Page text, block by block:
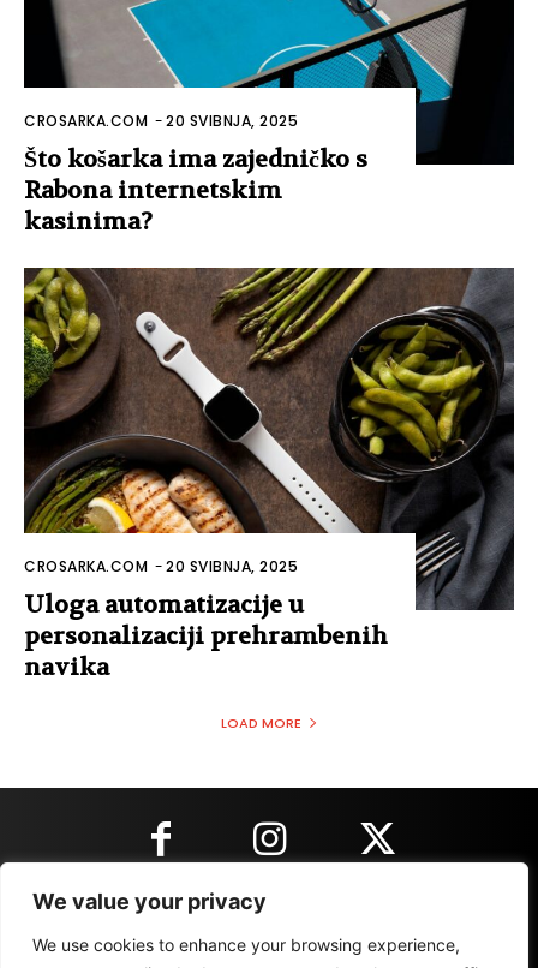
We value your privacy
We use cookies to enhance your browsing experience,
CROSARKA.COM -20 SVIBNJA, 2025
Što košarka ima zajedničko s
Rabona internetskim
kasinima?
CROSARKA.COM -20 SVIBNJA, 2025
Uloga automatizacije u
personalizaciji prehrambenih
navika
LOAD MORE
KONTAKT INFORMACIJE